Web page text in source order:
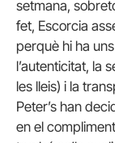
setmana,
fet, Escorcia
perquè hi ha
l’autenticitat, la
les lleis) i la
Peter’s han
en el